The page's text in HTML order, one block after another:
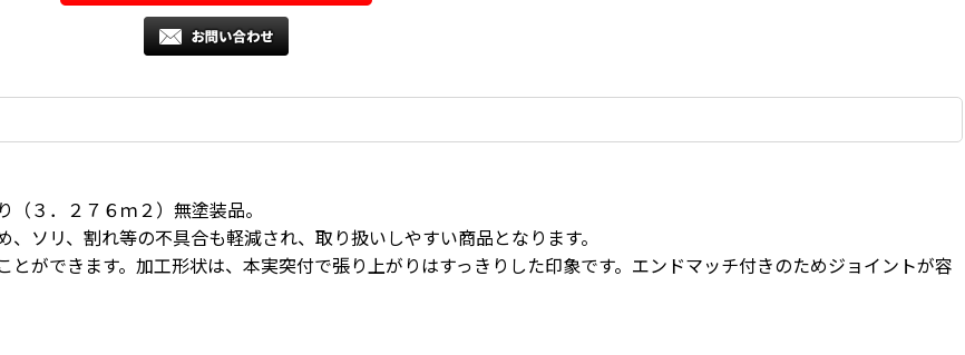
３．２７６ｍ２）無塗装品。
ソリ、割れ等の不具合も軽減され、取り扱いしやすい商品となります。
ができます。加工形状は、本実突付で張り上がりはすっきりした印象です。エンドマッチ付きのためジョイントが容